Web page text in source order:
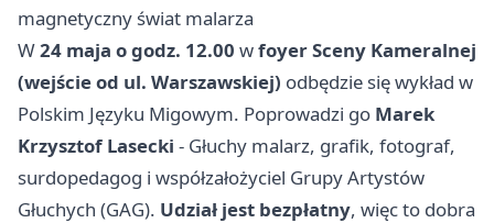
magnetyczny świat malarza
W24 maja o godz. 12.00 wfoyer Sceny Kameralnej
(wejście od ul. Warszawskiej) odbędzie się wykład w
Polskim Języku Migowym. Poprowadzi go Marek
Krzysztof Lasecki - Głuchy malarz, grafik, fotograf,
surdopedagog i współzałożyciel Grupy Artystów
Głuchych (GAG). Udział jest bezpłatny, więc to dobra